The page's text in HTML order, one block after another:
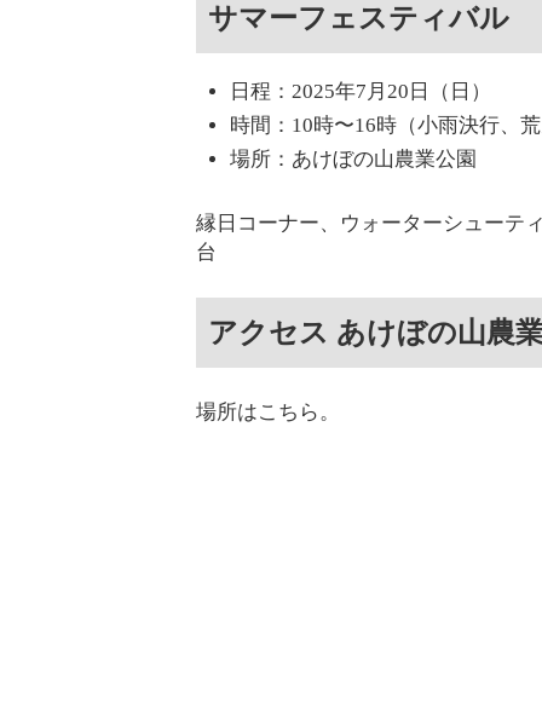
サマーフェスティバル
日程：2025年7月20日（日）
時間：10時〜16時（小雨決行、
場所：あけぼの山農業公園
縁日コーナー、ウォーターシューテ
台
アクセス あけぼの山農
場所はこちら。